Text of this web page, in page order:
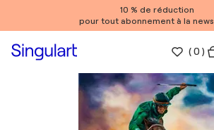
10 % de réduction
pour tout abonnement à la
(0 )